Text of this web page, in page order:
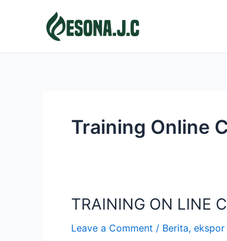
Training Online
TRAINING ON LINE
Leave a Comment / Berita,
TRAINING
LINE